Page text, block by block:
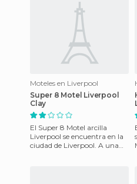
Moteles en Liverpool
Super 8 Motel Liverpool
Clay
El Super 8 Motel arcilla
Liverpool se encuentra en la
ciudad de Liverpool. A una